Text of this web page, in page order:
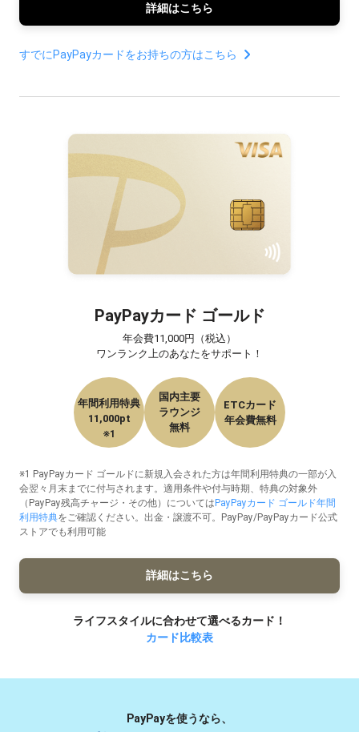
詳細はこちら
すでにPayPayカードをお持ちの方はこちら
PayPayカード ゴールド
年会費11,000円（税込）
ワンランク上のあなたをサポート！
年間利用特典
11,000pt
※1
国内主要
ラウンジ
無料
ETCカード
年会費無料
※1 PayPayカード ゴールドに新規入会された方は年間利用特典の一部が入
会翌々月末までに付与されます。適用条件や付与時期、特典の対象外
（PayPay残高チャージ・その他）についてはPayPayカード ゴールド年間
利用特典をご確認ください。出金・譲渡不可。PayPay/PayPayカード公式
ストアでも利用可能
詳細はこちら
ライフスタイルに合わせて選べるカード！
カード比較表
PayPayを使うなら、